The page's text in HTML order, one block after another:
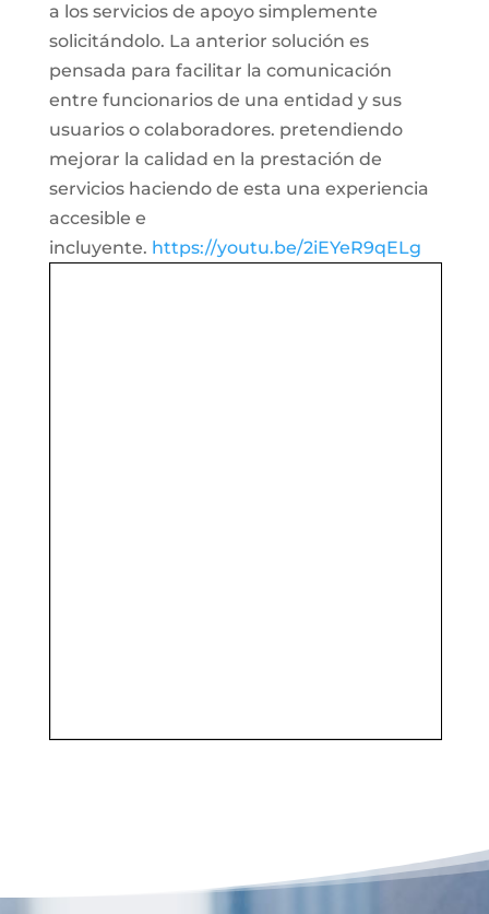
a los servicios de apoyo simplemente
solicitándolo. La anterior solución es
pensada para facilitar la comunicación
entre funcionarios de una entidad y sus
usuarios o colaboradores. pretendiendo
mejorar la calidad en la prestación de
servicios haciendo de esta una experiencia
accesible e
incluyente. https://youtu.be/2iEYeR9qELg